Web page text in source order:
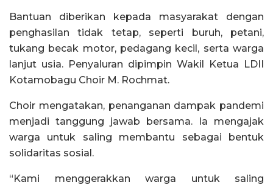
Bantuan diberikan kepada masyarakat dengan
penghasilan tidak tetap, seperti buruh, petani,
tukang becak motor, pedagang kecil, serta warga
lanjut usia. Penyaluran dipimpin Wakil Ketua LDII
Kotamobagu Choir M. Rochmat.
Choir mengatakan, penanganan dampak pandemi
menjadi tanggung jawab bersama. Ia mengajak
warga untuk saling membantu sebagai bentuk
solidaritas sosial.
“Kami menggerakkan warga untuk saling